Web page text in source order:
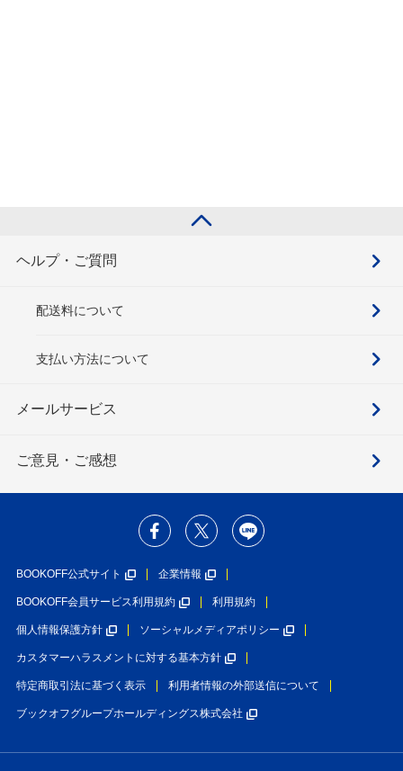
ヘルプ・ご質問
配送料について
支払い方法について
メールサービス
ご意見・ご感想
BOOKOFF公式サイト 企業情報
BOOKOFF会員サービス利用規約 利用規約
個人情報保護方針 ソーシャルメディアポリシー
カスタマーハラスメントに対する基本方針
特定商取引法に基づく表示 利用者情報の外部送信について
ブックオフグループホールディングス株式会社